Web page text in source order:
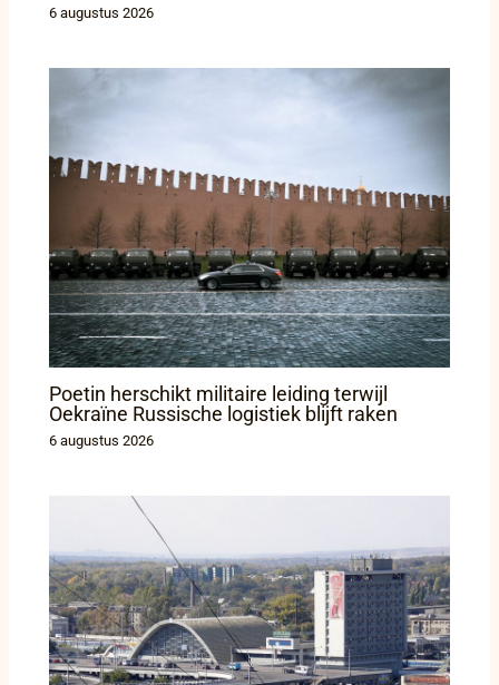
6 augustus 2026
Poetin herschikt militaire leiding terwijl
Oekraïne Russische logistiek blijft raken
6 augustus 2026